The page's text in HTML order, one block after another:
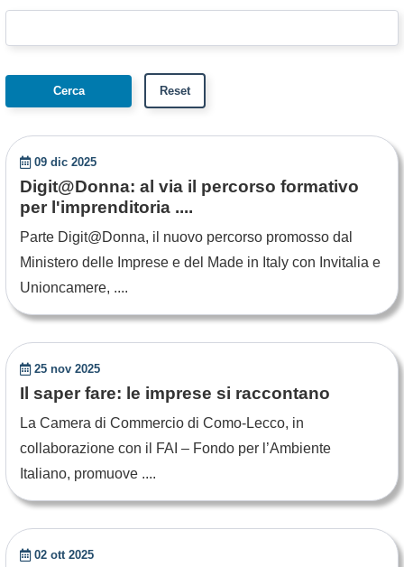
09 dic 2025
Digit@Donna: al via il percorso formativo
per l'imprenditoria ....
Parte Digit@Donna, il nuovo percorso promosso dal
Ministero delle Imprese e del Made in Italy con Invitalia e
Unioncamere, ....
25 nov 2025
Il saper fare: le imprese si raccontano
La Camera di Commercio di Como-Lecco, in
collaborazione con il FAI – Fondo per l’Ambiente
Italiano, promuove ....
02 ott 2025